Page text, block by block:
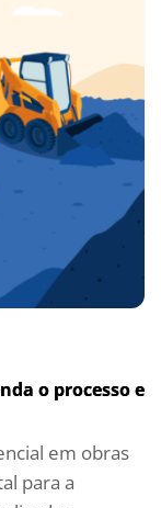
o processo e
em obras
para a